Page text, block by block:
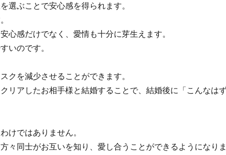
ぶことで安心感を得られます。
感だけでなく、愛情も十分に芽生えます。
いのです。
を減少させることができます。
アしたお相手様と結婚することで、結婚後に「こんなは
けではありません。
同士がお互いを知り、愛し合うことができるようになりま